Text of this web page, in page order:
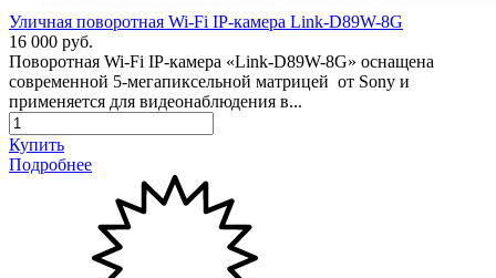
Уличная поворотная Wi-Fi IP-камера Link-D89W-8G
16 000 руб.
Поворотная Wi-Fi IP-камера «Link-D89W-8G» оснащена
современной 5-мегапиксельной матрицей от Sony и
применяется для видеонаблюдения в...
Купить
Подробнее